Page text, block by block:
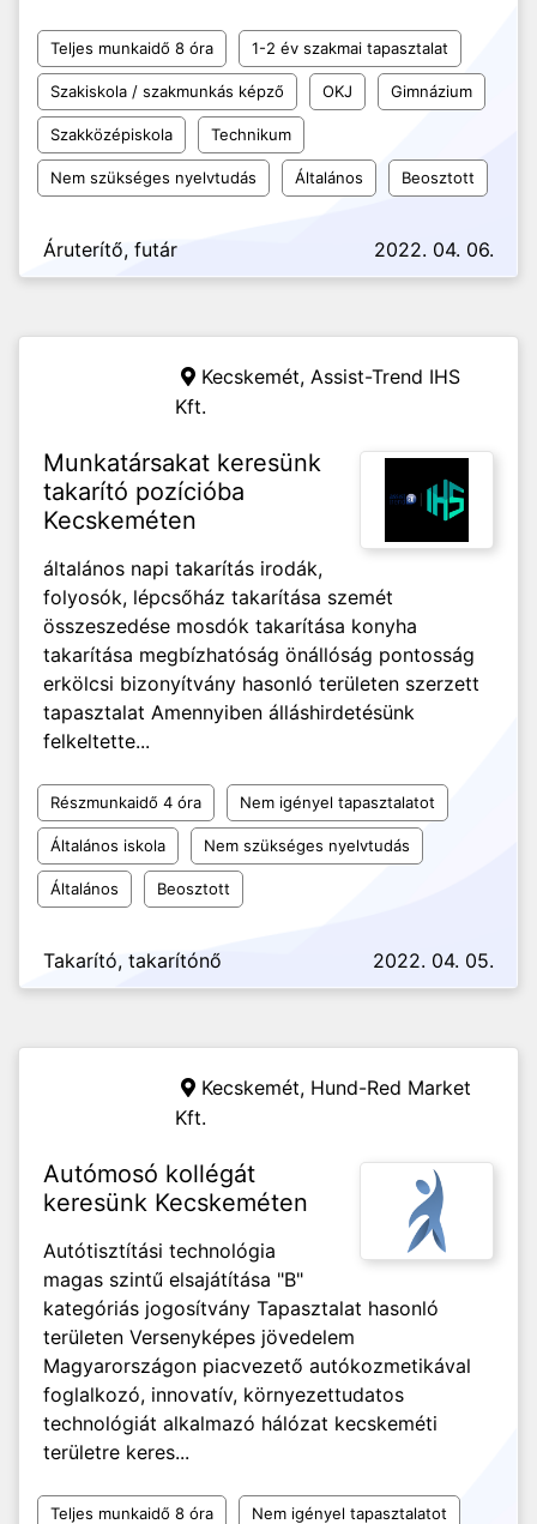
Teljes munkaidő 8 óra 1-2 év szakmai tapasztalat
Szakiskola / szakmunkás képző OKJ Gimnázium
Szakközépiskola Technikum
Nem szükséges nyelvtudás Általános Beosztott
Áruterítő, futár 2022. 04. 06.
Kecskemét, Assist-Trend IHS
Kft.
Munkatársakat keresünk
takarító pozícióba
Kecskeméten
általános napi takarítás irodák,
folyosók, lépcsőház takarítása szemét
összeszedése mosdók takarítása konyha
takarítása megbízhatóság önállóság pontosság
erkölcsi bizonyítvány hasonló területen szerzett
tapasztalat Amennyiben álláshirdetésünk
felkeltette...
Részmunkaidő 4 óra Nem igényel tapasztalatot
Általános iskola Nem szükséges nyelvtudás
Általános Beosztott
Takarító, takarítónő 2022. 04. 05.
Kecskemét, Hund-Red Market
Kft.
Autómosó kollégát
keresünk Kecskeméten
Autótisztítási technológia
magas szintű elsajátítása "B"
kategóriás jogosítvány Tapasztalat hasonló
területen Versenyképes jövedelem
Magyarországon piacvezető autókozmetikával
foglalkozó, innovatív, környezettudatos
technológiát alkalmazó hálózat kecskeméti
területre keres...
Teljes munkaidő 8 óra Nem igényel tapasztalatot